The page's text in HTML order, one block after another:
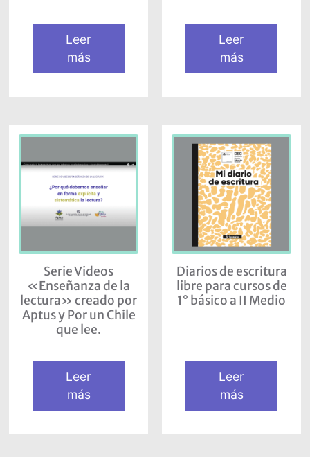
Leer
más
Leer
más
Serie Videos
«Enseñanza de la
lectura» creado por
Aptus y Por un Chile
que lee.
Leer
más
Diarios de escritura
libre para cursos de
1° básico a II Medio
Leer
más